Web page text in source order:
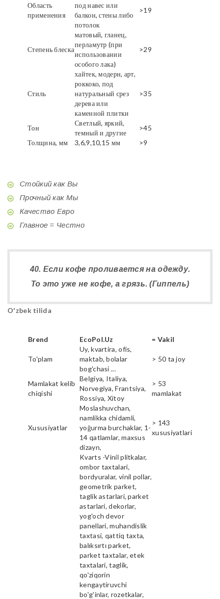
Область
применения
под навес или
балкон, стены либо
потолок
>19
Степень блеска
матовый, гланец,
перламутр (при
использовании
особого лака)
>29
Стиль
хайтек, модерн, арт,
роккоко, под
натуральный срез
дерева или
каменной плитки
>35
Тон
Светлый, яркий,
темный и другие
>45
Толщина, мм
3,6,9,10,15 мм >9
Стойкий как Вы
Прочный как Мы
Качество Евро
Главное = Честно
40. Если кофе проливается на одежду.
То это уже не кофе, а грязь. (Гиппель)
O'zbek tilida
Brend EcoPol.Uz = Vakil
To'plam
Uy, kvartira, ofis,
maktab, bolalar
bog'chasi ...
> 50 ta joy
Mamlakat kelib
chiqishi
Belgiya, Italiya,
Norvegiya, Frantsiya,
Rossiya, Xitoy
> 53
mamlakat
Xususiyatlar
Moslashuvchan,
namlikka chidamli,
yoğurma burchaklar, 1-
14 qatlamlar, maxsus
dizayn,
> 143
xususiyatlari
Kvarts -Vinil plitkalar,
ombor taxtalari,
bordyuralar, vinil pollar,
geometrik parket,
taglik astarlari, parket
astarlari, dekorlar,
yog'och devor
panellari, muhandislik
taxtasi, qattiq taxta,
balıksırtı parket,
parket taxtalar, etek
taxtalari, taglik,
qo'ziqorin
kengaytiruvchi
bo'g'inlar, rozetkalar,